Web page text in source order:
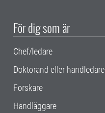
För dig som är
Chef/ledare
Doktorand eller handledare
Forskare
Handläggare